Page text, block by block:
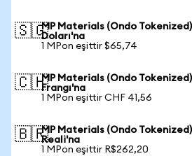
🇸🇬MP Materials (Ondo
Doları'na
1 MPon eşittir $65,74
🇨🇭MP Materials (Ondo
Frangı'na
1 MPon eşittir CHF 41,56
🇧🇷MP Materials (Ondo
Reali'na
1 MPon eşittir R$262,20